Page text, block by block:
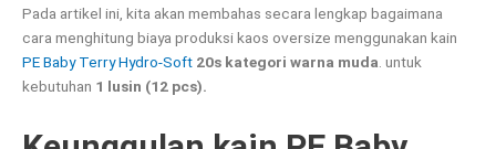
Pada artikel ini, kita akan membahas secara lengkap bagaimana
cara menghitung biaya produksi kaos oversize menggunakan kain
PE Baby Terry Hydro-Soft 20s kategori warna muda . untuk
kebutuhan 1 lusin (12 pcs).